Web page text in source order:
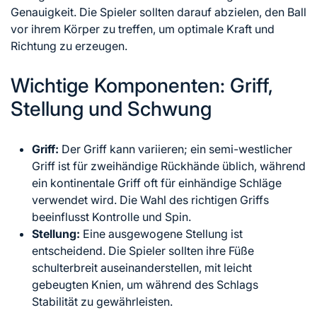
Genauigkeit. Die Spieler sollten darauf abzielen, den Ball
vor ihrem Körper zu treffen, um optimale Kraft und
Richtung zu erzeugen.
Wichtige Komponenten: Griff,
Stellung und Schwung
Griff: Der Griff kann variieren; ein semi-westlicher
Griff ist für zweihändige Rückhände üblich, während
ein kontinentale Griff oft für einhändige Schläge
verwendet wird. Die Wahl des richtigen Griffs
beeinflusst Kontrolle und Spin.
Stellung: Eine ausgewogene Stellung ist
entscheidend. Die Spieler sollten ihre Füße
schulterbreit auseinanderstellen, mit leicht
gebeugten Knien, um während des Schlags
Stabilität zu gewährleisten.